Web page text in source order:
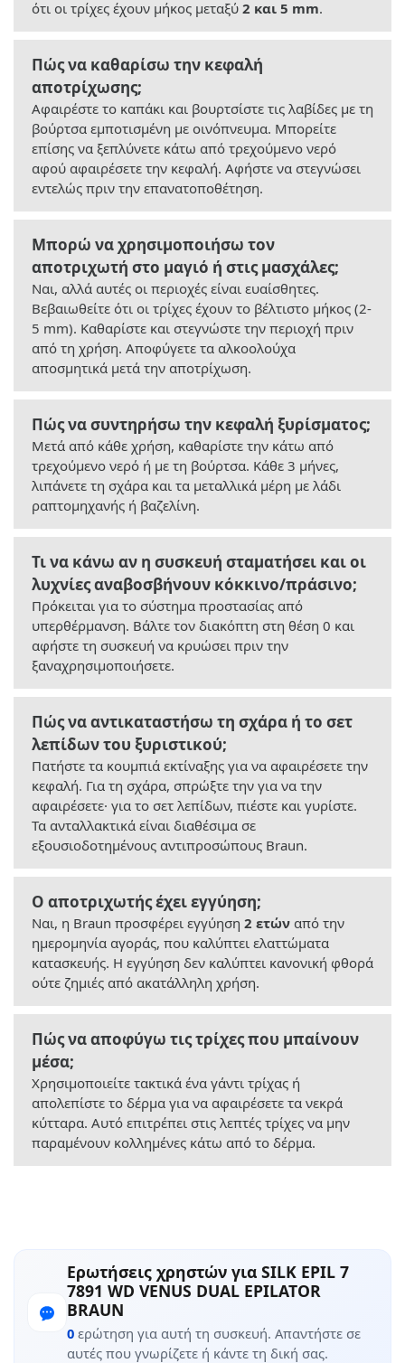
ότι οι τρίχες έχουν μήκος μεταξύ 2 και 5 mm.
Πώς να καθαρίσω την κεφαλή
αποτρίχωσης;
Αφαιρέστε το καπάκι και βουρτσίστε τις λαβίδες με τη
βούρτσα εμποτισμένη με οινόπνευμα. Μπορείτε
επίσης να ξεπλύνετε κάτω από τρεχούμενο νερό
αφού αφαιρέσετε την κεφαλή. Αφήστε να στεγνώσει
εντελώς πριν την επανατοποθέτηση.
Μπορώ να χρησιμοποιήσω τον
αποτριχωτή στο μαγιό ή στις μασχάλες;
Ναι, αλλά αυτές οι περιοχές είναι ευαίσθητες.
Βεβαιωθείτε ότι οι τρίχες έχουν το βέλτιστο μήκος (2-
5 mm). Καθαρίστε και στεγνώστε την περιοχή πριν
από τη χρήση. Αποφύγετε τα αλκοολούχα
αποσμητικά μετά την αποτρίχωση.
Πώς να συντηρήσω την κεφαλή ξυρίσματος;
Μετά από κάθε χρήση, καθαρίστε την κάτω από
τρεχούμενο νερό ή με τη βούρτσα. Κάθε 3 μήνες,
λιπάνετε τη σχάρα και τα μεταλλικά μέρη με λάδι
ραπτομηχανής ή βαζελίνη.
Τι να κάνω αν η συσκευή σταματήσει και οι
λυχνίες αναβοσβήνουν κόκκινο/πράσινο;
Πρόκειται για το σύστημα προστασίας από
υπερθέρμανση. Βάλτε τον διακόπτη στη θέση 0 και
αφήστε τη συσκευή να κρυώσει πριν την
ξαναχρησιμοποιήσετε.
Πώς να αντικαταστήσω τη σχάρα ή το σετ
λεπίδων του ξυριστικού;
Πατήστε τα κουμπιά εκτίναξης για να αφαιρέσετε την
κεφαλή. Για τη σχάρα, σπρώξτε την για να την
αφαιρέσετε· για το σετ λεπίδων, πιέστε και γυρίστε.
Τα ανταλλακτικά είναι διαθέσιμα σε
εξουσιοδοτημένους αντιπροσώπους Braun.
Ο αποτριχωτής έχει εγγύηση;
Ναι, η Braun προσφέρει εγγύηση 2 ετών από την
ημερομηνία αγοράς, που καλύπτει ελαττώματα
κατασκευής. Η εγγύηση δεν καλύπτει κανονική φθορά
ούτε ζημιές από ακατάλληλη χρήση.
Πώς να αποφύγω τις τρίχες που μπαίνουν
μέσα;
Χρησιμοποιείτε τακτικά ένα γάντι τρίχας ή
απολεπίστε το δέρμα για να αφαιρέσετε τα νεκρά
κύτταρα. Αυτό επιτρέπει στις λεπτές τρίχες να μην
παραμένουν κολλημένες κάτω από το δέρμα.
Ερωτήσεις χρηστών για SILK EPIL 7
7891 WD VENUS DUAL EPILATOR
BRAUN
0 ερώτηση για αυτή τη συσκευή. Απαντήστε σε
αυτές που γνωρίζετε ή κάντε τη δική σας.